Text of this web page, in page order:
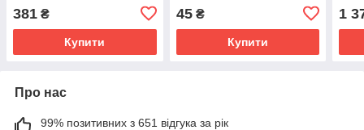
381 ₴
Купити
45₴
Купити
1
Про нас
99% позитивних з 651 відгука за рік